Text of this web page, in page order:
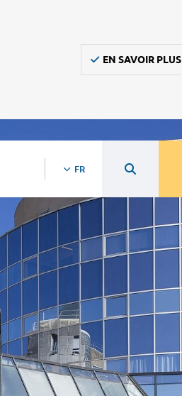
EN SAVOIR PLUS
FR